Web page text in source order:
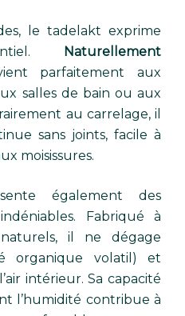
le tadelakt exprime
Naturellement
parfaitement aux
salles de bain ou aux
au carrelage, il
sans joints, facile à
moisissures.
également des
Fabriqué à
il ne dégage
organique volatil) et
intérieur. Sa capacité
l’humidité contribue à